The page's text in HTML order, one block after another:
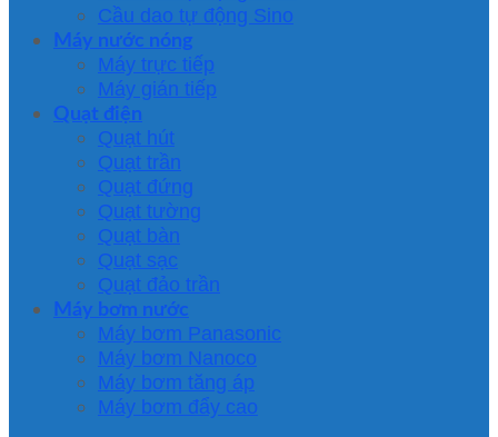
Cầu dao tự động Sino
Máy nước nóng
Máy trực tiếp
Máy gián tiếp
Quạt điện
Quạt hút
Quạt trần
Quạt đứng
Quạt tường
Quạt bàn
Quạt sạc
Quạt đảo trần
Máy bơm nước
Máy bơm Panasonic
Máy bơm Nanoco
Máy bơm tăng áp
Máy bơm đẩy cao